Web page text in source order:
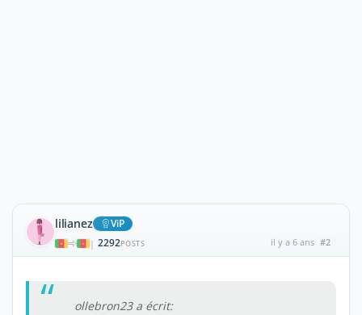
lilianez ViP
| 2292POSTS il y a 6 ans #2
ollebron23 a écrit: